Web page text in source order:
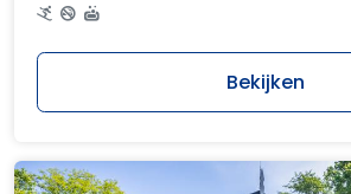
Bekijken